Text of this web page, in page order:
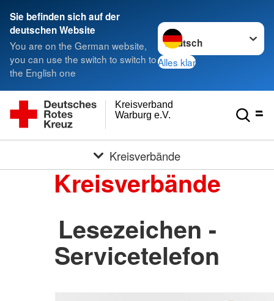
Sie befinden sich auf der
deutschen Website
You are on the German website,
you can use the switch to switch to
the English one
Sprache wechseln zu
Alles klar
Warburg e.V.
Kreisverband
Kreisverbände
Kreisverbände
Lesezeichen -
Servicetelefon